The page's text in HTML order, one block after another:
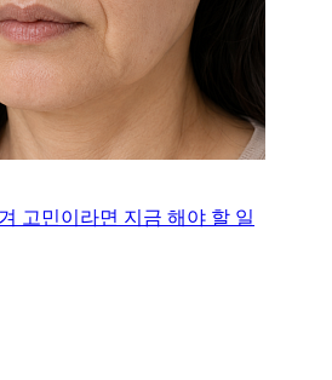
고민이라면 지금 해야 할 일